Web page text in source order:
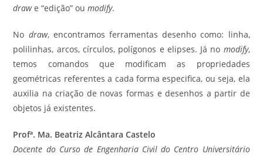
drawe “edição” oumodify.
No draw, encontramos ferramentas desenho como: linha,
polilinhas, arcos, círculos, polígonos e elipses. Já no modify,
temos comandos que modificam as propriedades
geométricas referentes a cada forma especifica, ou seja, ela
auxilia na criação de novas formas e desenhos a partir de
objetos já existentes.
Profª. Ma. Beatriz Alcântara Castelo
Docente do Curso de Engenharia Civil do Centro Universitário